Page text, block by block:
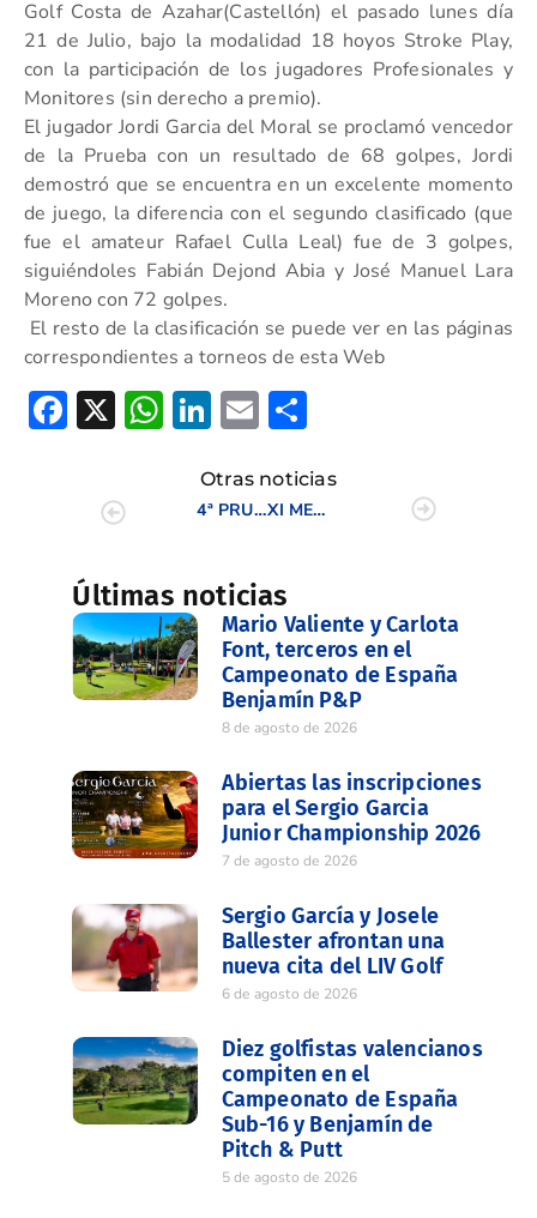
Golf Costa de Azahar(Castellón) el pasado lunes día
21 de Julio, bajo la modalidad 18 hoyos Stroke Play,
con la participación de los jugadores Profesionales y
Monitores (sin derecho a premio).
El jugador Jordi Garcia del Moral se proclamó vencedor
de la Prueba con un resultado de 68 golpes, Jordi
demostró que se encuentra en un excelente momento
de juego, la diferencia con el segundo clasificado (que
fue el amateur Rafael Culla Leal) fue de 3 golpes,
siguiéndoles Fabián Dejond Abia y José Manuel Lara
Moreno con 72 golpes.
El resto de la clasificación se puede ver en las páginas
correspondientes a torneos de esta Web
Facebook
X WhatsApp
LinkedIn
Email
Otras noticias
4ª PRUEBA DEL CIRCUITO DE PROFESIONALES DE LA C.V. 2008
XI MEMORIAL FRANCISCO GIL
Últimas noticias
Mario Valiente y Carlota
Font, terceros en el
Campeonato de España
Benjamín P&P
8 de agosto de 2026
Abiertas las inscripciones
para el Sergio Garcia
Junior Championship 2026
7 de agosto de 2026
Sergio García y Josele
Ballester afrontan una
nueva cita del LIV Golf
6 de agosto de 2026
Diez golfistas valencianos
compiten en el
Campeonato de España
Sub-16 y Benjamín de
Pitch & Putt
5 de agosto de 2026